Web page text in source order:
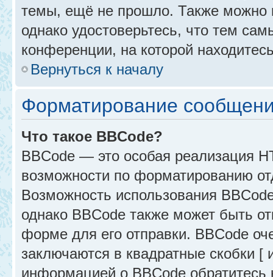
темы, ещё не прошло. Также можно
однако удостоверьтесь, что тем
конференции, на которой
Вернуться к началу
Форматирование
Что такое BBCode?
BBCode — это особая реализация
возможности по форматированию
Возможность использования
однако BBCode также может быть
форме для его отправки. BBCode
заключаются в квадратные скобки
информацией о BBCode обратитесь